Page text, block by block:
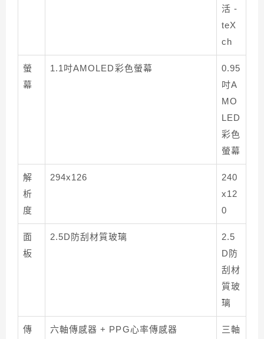
螢
幕
1.1吋AMOLED彩色螢幕
0.95
吋A
MO
LED
彩色
螢幕
解
析
度
294x126
240
x12
0
面
板
2.5D防刮材質玻璃
2.5
D防
刮材
質玻
璃
傳 六軸傳感器 + PPG心率傳感器 三軸